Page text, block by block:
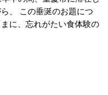
、 この垂涎のお題につ
に、忘れがたい食体験の